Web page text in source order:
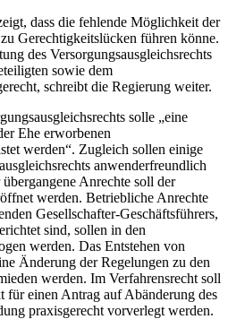
dass die fehlende Möglichkeit der
Gerechtigkeitslücken führen könne.
des Versorgungsausgleichsrechts
sowie dem
schreibt die Regierung weiter.
solle „eine
Ehe erworbenen
werden“. Zugleich sollen einige
anwenderfreundlich
Anrechte soll der
werden. Betriebliche Anrechte
Gesellschafter-Geschäftsführers,
sind, sollen in den
werden. Das Entstehen von
Änderung der Regelungen zu den
werden. Im Verfahrensrecht soll
für einen Antrag auf Abänderung des
praxisgerecht vorverlegt werden.